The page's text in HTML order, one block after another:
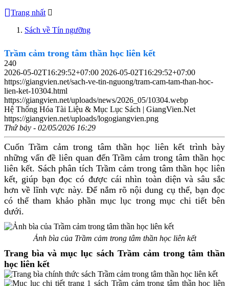
Trang nhất
Sách về Tín ngưỡng
Trầm cảm trong tâm thần học liên kết
240
2026-05-02T16:29:52+07:00 2026-05-02T16:29:52+07:00
https://giangvien.net/sach-ve-tin-nguong/tram-cam-tam-than-hoc-
lien-ket-10304.html
https://giangvien.net/uploads/news/2026_05/10304.webp
Hệ Thống Hóa Tài Liệu & Mục Lục Sách | GiangVien.Net
https://giangvien.net/uploads/logogiangvien.png
Thứ bảy - 02/05/2026 16:29
Cuốn Trầm cảm trong tâm thần học liên kết trình bày
những vấn đề liên quan đến Trầm cảm trong tâm thần học
liên kết. Sách phân tích Trầm cảm trong tâm thần học liên
kết, giúp bạn đọc có được cái nhìn toàn diện và sâu sắc
hơn về lĩnh vực này. Để nắm rõ nội dung cụ thể, bạn đọc
có thể tham khảo phần mục lục trong mục chi tiết bên
dưới.
Ảnh bìa của Trầm cảm trong tâm thần học liên kết
Trang bìa và mục lục sách Trầm cảm trong tâm thần
học liên kết